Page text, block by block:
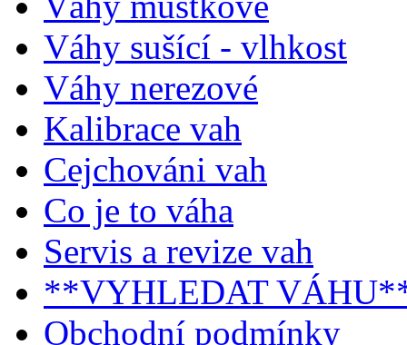
Váhy sušící - vlhkost
Váhy nerezové
Kalibrace vah
Cejchováni vah
Co je to váha
Servis a revize vah
**VYHLEDAT
Obchodní podmínky